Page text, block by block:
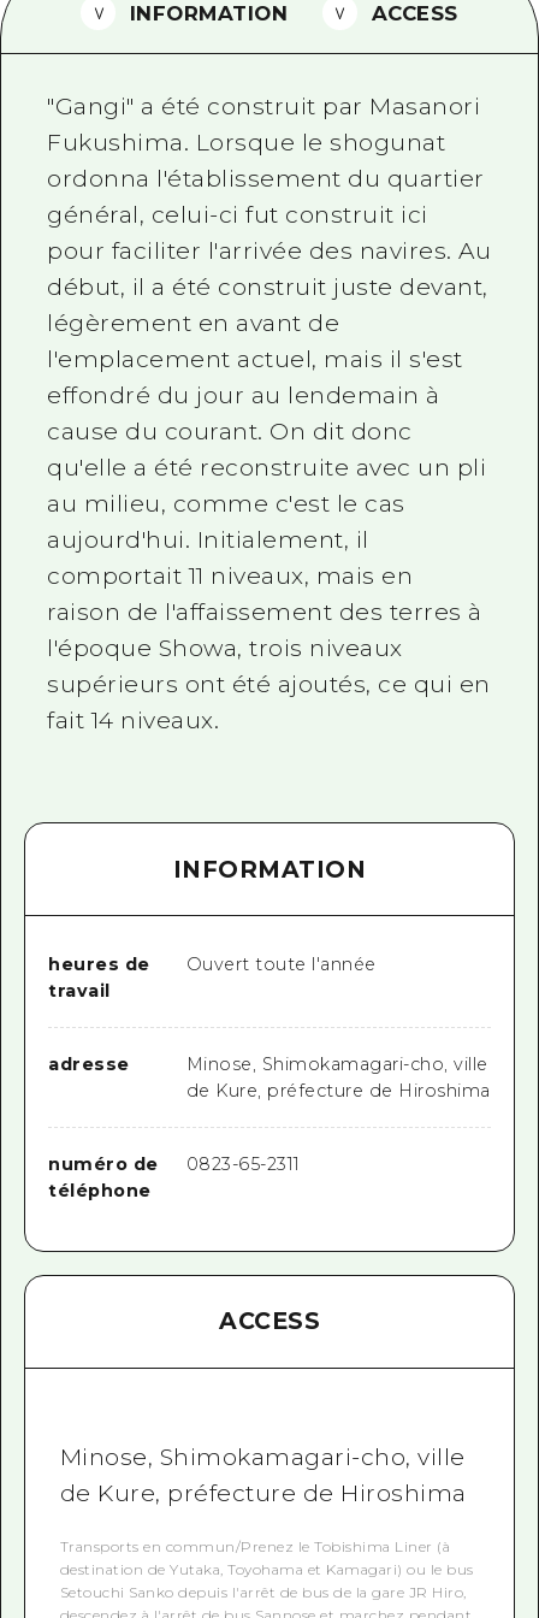
FAQ
Téléchargement de Photos
Brochure touristique
INFORMATION ACCESS
"Gangi" a été construit par Masanori
Fukushima. Lorsque le shogunat
ordonna l'établissement du quartier
général, celui-ci fut construit ici
pour faciliter l'arrivée des navires. Au
début, il a été construit juste devant,
légèrement en avant de
l'emplacement actuel, mais il s'est
effondré du jour au lendemain à
cause du courant. On dit donc
qu'elle a été reconstruite avec un pli
au milieu, comme c'est le cas
aujourd'hui. Initialement, il
comportait 11 niveaux, mais en
raison de l'affaissement des terres à
l'époque Showa, trois niveaux
supérieurs ont été ajoutés, ce qui en
fait 14 niveaux.
INFORMATION
heures de
travail
Ouvert toute l'année
adresse
Minose, Shimokamagari-cho, ville
de Kure, préfecture de Hiroshima
numéro de
téléphone
0823-65-2311
ACCESS
Minose, Shimokamagari-cho, ville
de Kure, préfecture de Hiroshima
Transports en commun/Prenez le Tobishima Liner (à
destination de Yutaka, Toyohama et Kamagari) ou le bus
Setouchi Sanko depuis l'arrêt de bus de la gare JR Hiro,